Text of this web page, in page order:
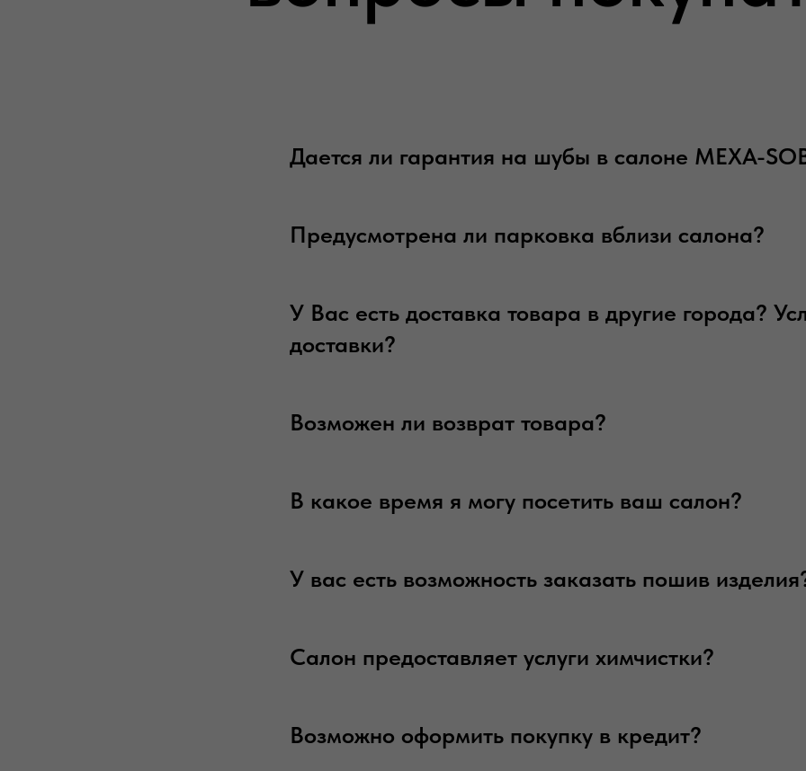
Дается ли гарантия на шубы в салоне MEXA-
Предусмотрена ли парковка вблизи салона?
У Вас есть доставка товара в другие города?
доставки?
Возможен ли возврат товара?
В какое время я могу посетить ваш салон?
У вас есть возможность заказать пошив
Салон предоставляет услуги химчистки?
Возможно оформить покупку в кредит?